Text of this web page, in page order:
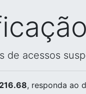
de acessos
, responda ao